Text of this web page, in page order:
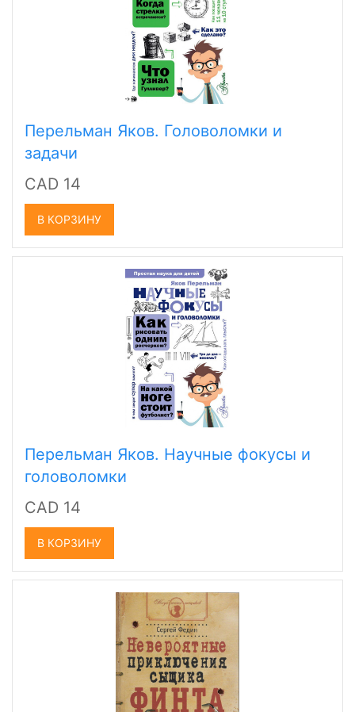
Перельман Яков. Головоломки и
задачи
CAD 14
В КОРЗИНУ
Перельман Яков. Научные фокусы и
головоломки
CAD 14
В КОРЗИНУ